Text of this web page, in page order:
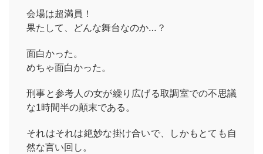
会場は超満員！
果たして、どんな舞台なのか…？
面白かった。
めちゃ面白かった。
刑事と参考人の女が繰り広げる取調室での不思議
な1時間半の顛末である。
それはそれは絶妙な掛け合いで、しかもとても自
然な言い回し。